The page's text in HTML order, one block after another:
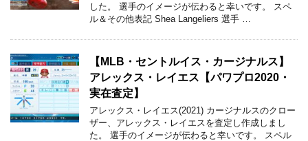
した。 選手のイメージが伝わると幸いです。 スペ
ル＆その他表記 Shea Langeliers 選手 …
【MLB・セントルイス・カージナルス】
アレックス・レイエス【パワプロ2020・
実在査定】
アレックス・レイエス(2021) カージナルスのクロー
ザー、アレックス・レイエスを査定し作成しまし
た。 選手のイメージが伝わると幸いです。 スペル